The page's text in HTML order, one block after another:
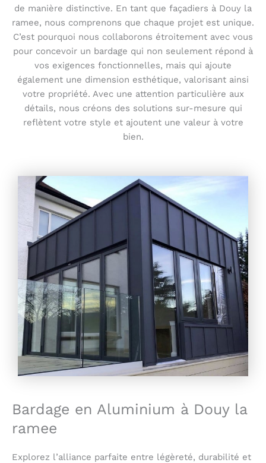
de manière distinctive. En tant que façadiers à Douy la
ramee, nous comprenons que chaque projet est unique.
C’est pourquoi nous collaborons étroitement avec vous
pour concevoir un bardage qui non seulement répond à
vos exigences fonctionnelles, mais qui ajoute
également une dimension esthétique, valorisant ainsi
votre propriété. Avec une attention particulière aux
détails, nous créons des solutions sur-mesure qui
reflètent votre style et ajoutent une valeur à votre
bien.
Bardage en Aluminium à Douy la
ramee
Explorez l’alliance parfaite entre légèreté, durabilité et